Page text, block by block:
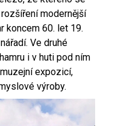
modernější
koncem 60. let 19.
Ve druhé
i v huti pod ním
expozicí,
výroby.